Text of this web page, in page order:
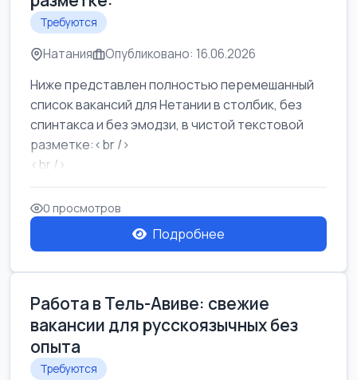
Требуются
Натания Опубликовано: 16.06.2026
Ниже представлен полностью перемешанный
список вакансий для Нетании в столбик, без
спинтакса и без эмодзи, в чистой текстовой
разметке:<br />
<br />
Работа в Нетании на мебельном производстве:
требу...
0 просмотров
Подробнее
Работа в Тель-Авиве: свежие
вакансии для русскоязычных без
опыта
Требуются